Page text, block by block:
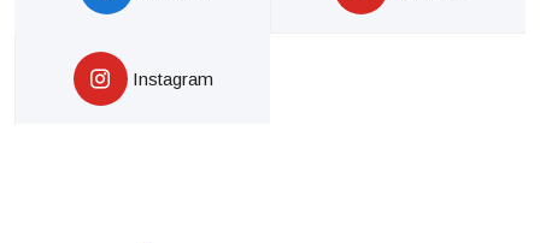
Instagram